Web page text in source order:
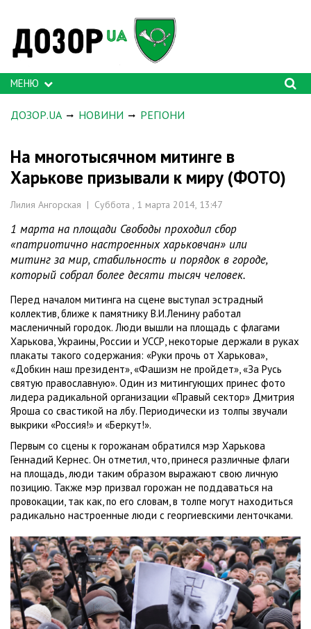
МЕНЮ
ДОЗОР.UA НОВИНИ РЕГІОНИ
На многотысячном митинге в
Харькове призывали к миру (ФОТО)
Лилия Ангорская | Суббота , 1 марта 2014, 13:47
1 марта на площади Свободы проходил сбор
«патриотично настроенных харьковчан» или
митинг за мир, стабильность и порядок в городе,
который собрал более десяти тысяч человек.
Перед началом митинга на сцене выступал эстрадный
коллектив, ближе к памятнику В.И.Ленину работал
масленичный городок. Люди вышли на площадь с флагами
Харькова, Украины, России и УССР, некоторые держали в руках
плакаты такого содержания: «Руки прочь от Харькова»,
«Добкин наш президент», «Фашизм не пройдет», «За Русь
святую православную». Один из митингующих принес фото
лидера радикальной организации «Правый сектор» Дмитрия
Яроша со свастикой на лбу. Периодически из толпы звучали
выкрики «Россия!» и «Беркут!».
Первым со сцены к горожанам обратился мэр Харькова
Геннадий Кернес. Он отметил, что, принеся различные флаги
на площадь, люди таким образом выражают свою личную
позицию. Также мэр призвал горожан не поддаваться на
провокации, так как, по его словам, в толпе могут находиться
радикально настроенные люди с георгиевскими ленточками.